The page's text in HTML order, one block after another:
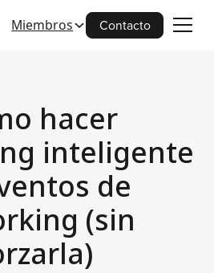
Miembros Contacto
hacer
inteligente
de
(sin